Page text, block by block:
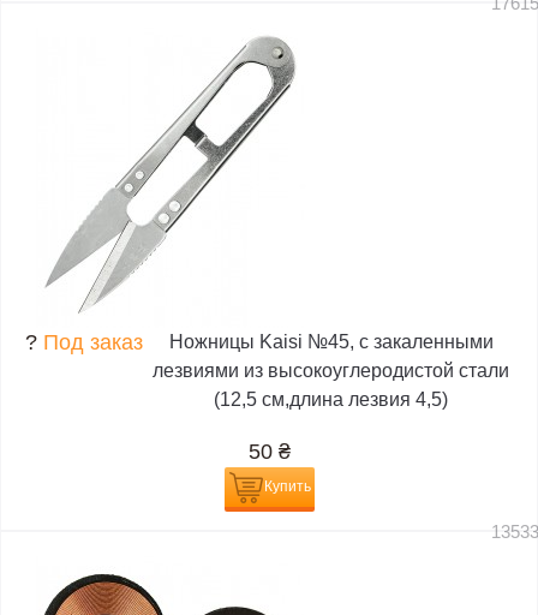
? Под заказ
Ножницы Kaisi №45, с закаленными
лезвиями из высокоуглеродистой стали
(12,5 см,длина лезвия 4,5)
50 ₴
Купить